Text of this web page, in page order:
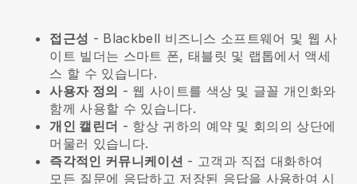
접근성 - Blackbell 비즈니스 소프트웨어 및 웹 사
이트 빌더는 스마트 폰, 태블릿 및 랩톱에서 액세
스 할 수 있습니다.
사용자 정의 - 웹 사이트를 색상 및 글꼴 개인화와
함께 사용할 수 있습니다.
개인 캘린더 - 항상 귀하의 예약 및 회의의 상단에
머물러 있습니다.
즉각적인 커뮤니케이션 - 고객과 직접 대화하여
모든 질문에 응답하고 저장된 응답을 사용하여 시